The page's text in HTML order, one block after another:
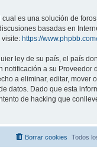
cual es una solución de
basadas en
visite: https://www.phpbb.com/
ley de su país, el país
a su Proveedor
a eliminar, editar, mover
datos. Dado que esta
de hacking que
Todos
Borrar cookies